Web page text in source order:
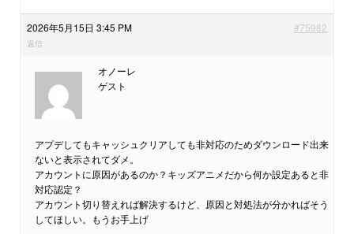
2026年5月15日 3:45 PM #75982
返信
オノーレ
ゲスト
アプデしてもキャッシュクリアしても非対応のためダウンロード出来
ないと表示されてダメ。
アカウントに原因があるのか？キッズアニメだから何か設定あると非
対応認定？
アカウント切り替えれば解決するけど、原因と対処法が分かればそう
してほしい。もうお手上げ